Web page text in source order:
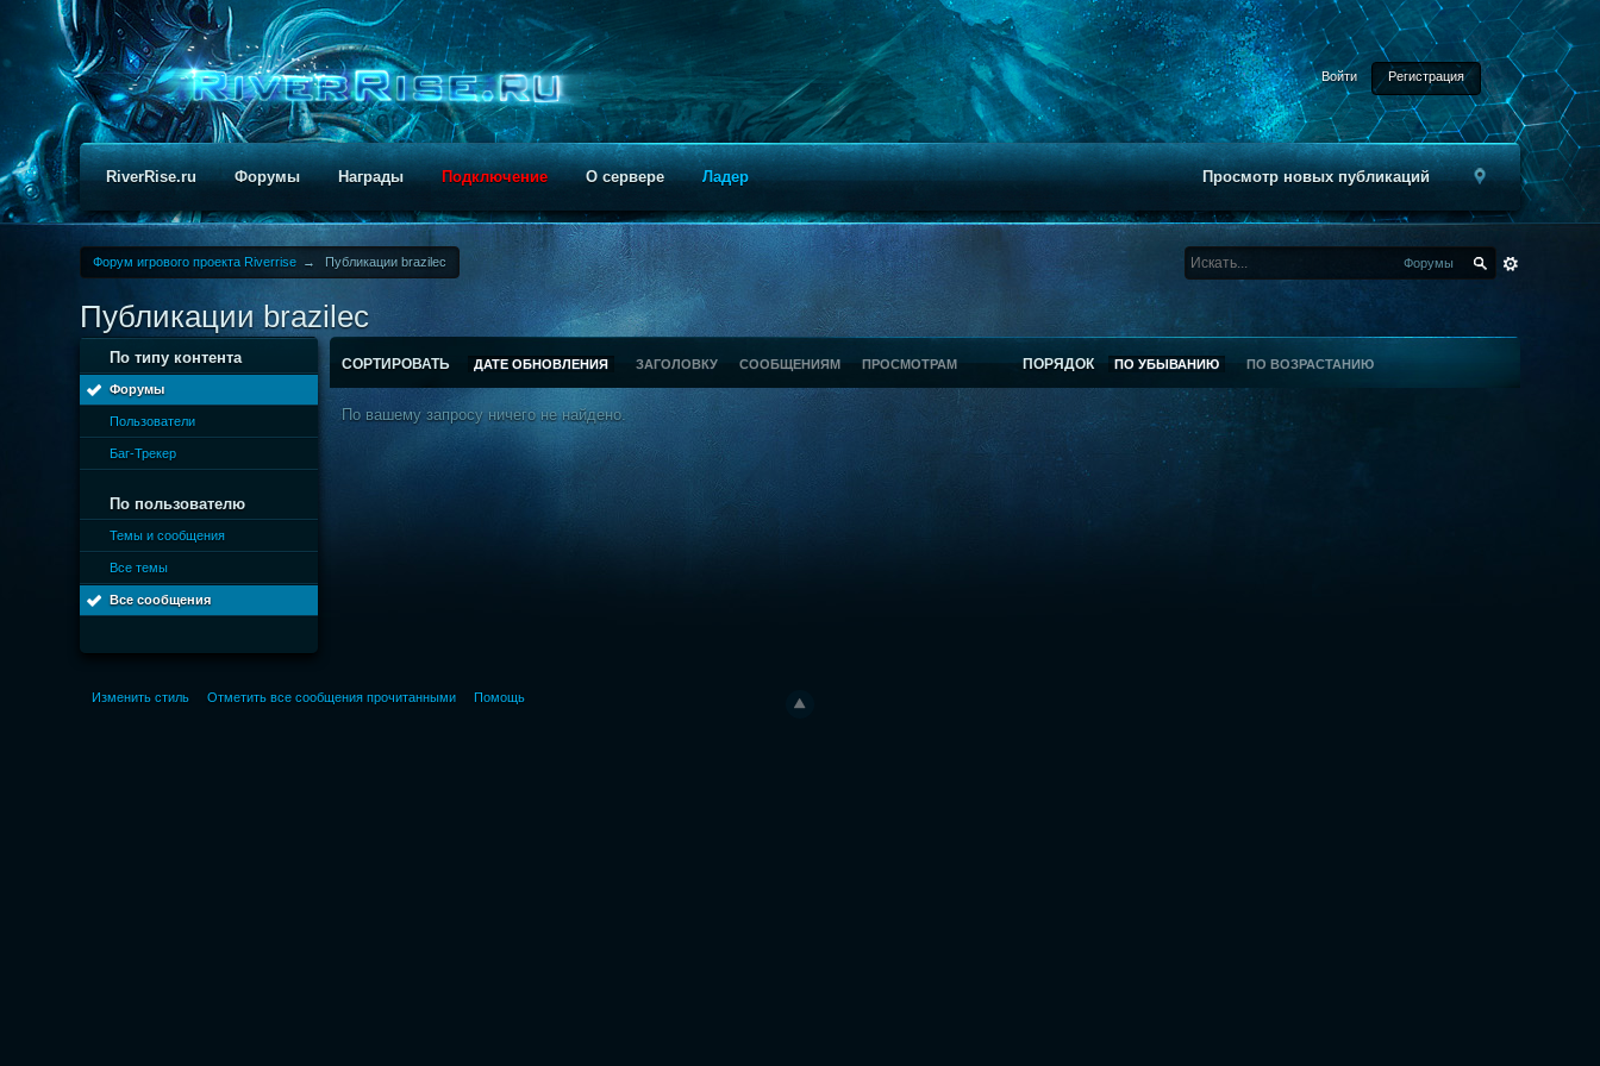
Войти Регистрация
Просмотр новых публикаций
RiverRise.ru Форумы Награды Подключение О сервере Ладер
Форум игрового проекта Riverrise → Публикации brazilec Форумы
Публикации brazilec
По типу контента
Форумы
Пользователи
Баг-Трекер
По пользователю
Темы и сообщения
Все темы
Все сообщения
СОРТИРОВАТЬ ДАТЕ ОБНОВЛЕНИЯ ЗАГОЛОВКУ СООБЩЕНИЯМ ПРОСМОТРАМ ПОРЯДОК ПО УБЫВАНИЮ ПО ВОЗРАСТАНИЮ
По вашему запросу ничего не найдено.
Изменить стиль Отметить все сообщения прочитанными Помощь